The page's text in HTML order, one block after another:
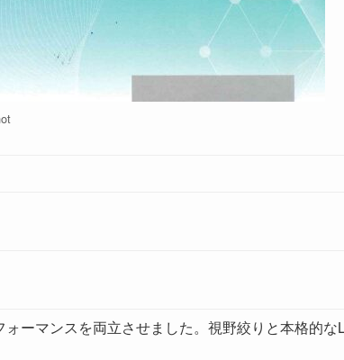
ーマンスを両立させました。視野絞りと本格的な